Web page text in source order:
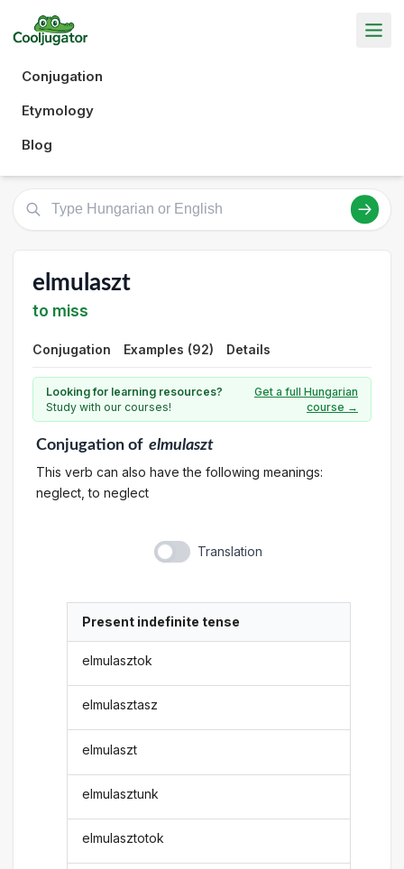
Conjugation
Etymology
Blog
elmulaszt
to miss
Conjugation Examples (92) Details
Looking for learning resources?
Study with our courses!
Get a full Hungarian
course →
Conjugationof elmulaszt
This verb can also have the following meanings:
neglect, to neglect
Translation
Present indefinite tense
elmulasztok
elmulasztasz
elmulaszt
elmulasztunk
elmulasztotok